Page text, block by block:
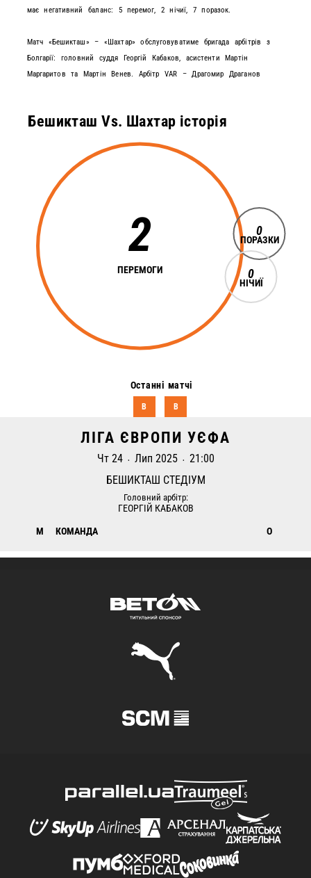
має негативний баланс: 5 перемог, 2 нічиї, 7 поразок.
Матч «Бешикташ» – «Шахтар» обслуговуватиме бригада арбітрів з
Болгарії: головний суддя Георгій Кабаков, асистенти Мартін
Маргаритов та Мартін Венев. Арбітр VAR – Драгомир Драганов
Бешикташ Vs. Шахтар історія
2
ПЕРЕМОГИ
0
ПОРАЗКИ
0
НІЧИЇ
Останні матчі
В В
ЛІГА ЄВРОПИ УЄФА
Чт 24 • Лип 2025 •
21:00
БЕШИКТАШ СТЕДІУМ
Головний арбітр:
ГЕОРГIЙ КАБАКОВ
М
КОМАНДА О